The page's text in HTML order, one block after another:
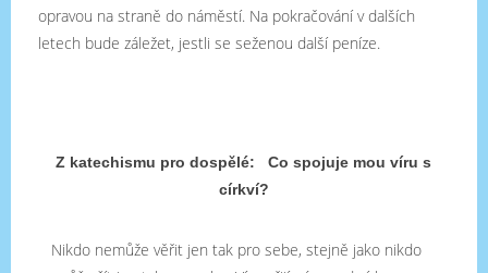
opravou na straně do náměstí. Na pokračování v dalších
letech bude záležet, jestli se seženou další peníze.
Z katechismu pro dospělé: Co spojuje mou víru s
církví?
Nikdo nemůže věřit jen tak pro sebe, stejně jako nikdo